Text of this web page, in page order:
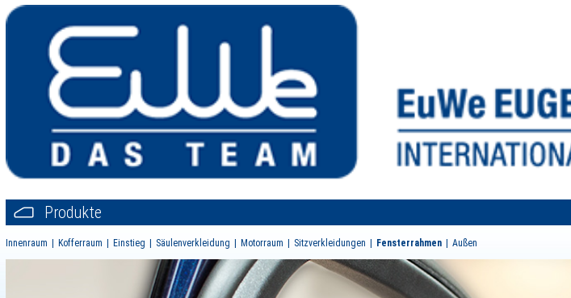
Produkte
Innenraum Kofferraum Einstieg Säulenverkleidung Motorraum Sitzverkleidungen Fensterrahmen Außen